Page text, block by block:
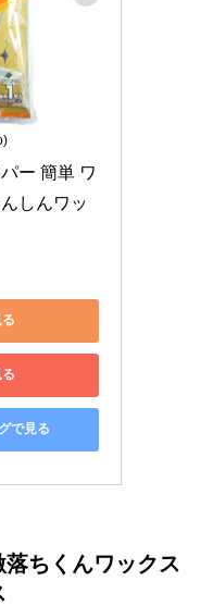
ー 簡単 ワ
しんワッ
で見る
ちくんワックス